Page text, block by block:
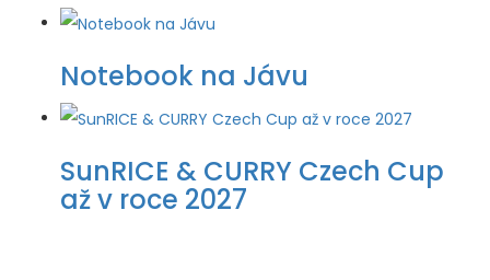
Notebook na Jávu
SunRICE & CURRY Czech Cup
až v roce 2027